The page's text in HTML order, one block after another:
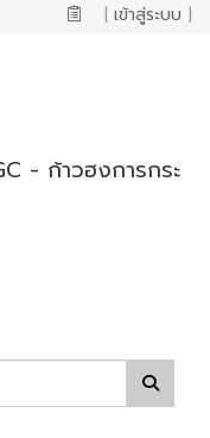
| เข้าสู่ระบบ |
- ก้าวฮงการกระ